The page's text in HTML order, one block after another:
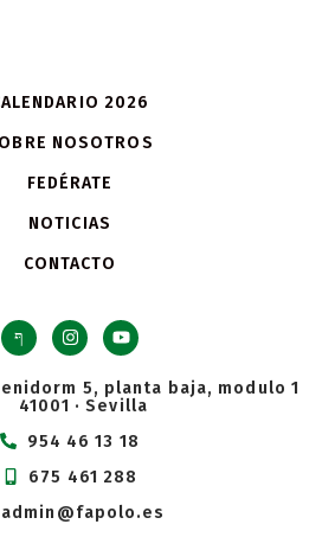
2026
NOSOTROS
FEDÉRATE
NOTICIAS
CONTACTO
5, planta baja, modulo 1
41001 · Sevilla
954 46 13 18
675 461 288
admin@fapolo.es